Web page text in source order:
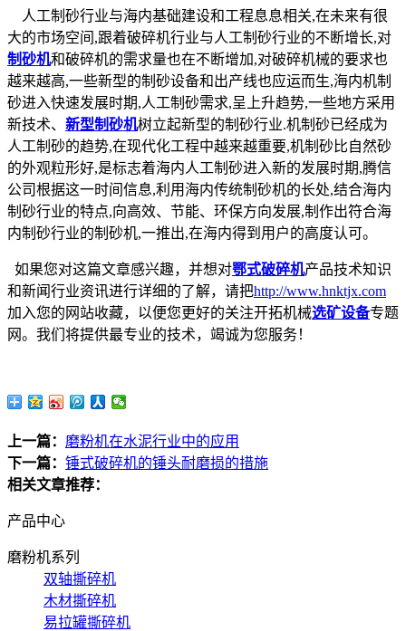
人工制砂行业与海内基础建设和工程息息相关,在未来有很
大的市场空间,跟着破碎机行业与人工制砂行业的不断增长,对
制砂机和破碎机的需求量也在不断增加,对破碎机械的要求也
越来越高,一些新型的制砂设备和出产线也应运而生,海内机制
砂进入快速发展时期,人工制砂需求,呈上升趋势,一些地方采用
新技术、 新型制砂机树立起新型的制砂行业.机制砂已经成为
人工制砂的趋势,在现代化工程中越来越重要,机制砂比自然砂
的外观粒形好,是标志着海内人工制砂进入新的发展时期,腾信
公司根据这一时间信息,利用海内传统制砂机的长处,结合海内
制砂行业的特点,向高效、节能、环保方向发展,制作出符合海
内制砂行业的制砂机,一推出,在海内得到用户的高度认可。
如果您对这篇文章感兴趣，并想对鄂式破碎机产品技术知识
和新闻行业资讯进行详细的了解，请把http://www.hnktjx.com
加入您的网站收藏，以便您更好的关注开拓机械选矿设备专题
网。我们将提供最专业的技术，竭诚为您服务！
上一篇： 磨粉机在水泥行业中的应用
下一篇： 锤式破碎机的锤头耐磨损的措施
相关文章推荐：
产品中心
磨粉机系列
双轴撕碎机
木材撕碎机
易拉罐撕碎机